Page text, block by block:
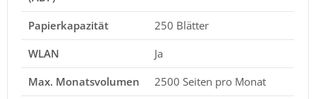
Papierkapazität
250 Blätter
WLAN
Ja
Max. Monatsvolumen
2500 Seiten pro Monat